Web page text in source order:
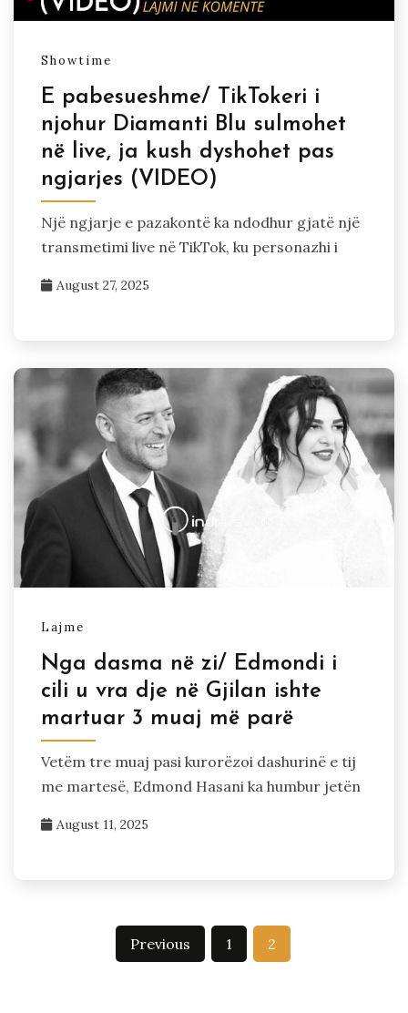
Showtime
E pabesueshme/ TikTokeri i
njohur Diamanti Blu sulmohet
në live, ja kush dyshohet pas
ngjarjes (VIDEO)
Një ngjarje e pazakontë ka ndodhur gjatë një
transmetimi live në TikTok, ku personazhi i
August 27, 2025
Lajme
Nga dasma në zi/ Edmondi i
cili u vra dje në Gjilan ishte
martuar 3 muaj më parë
Vetëm tre muaj pasi kurorëzoi dashurinë e tij
me martesë, Edmond Hasani ka humbur jetën
August 11, 2025
Previous 1 2